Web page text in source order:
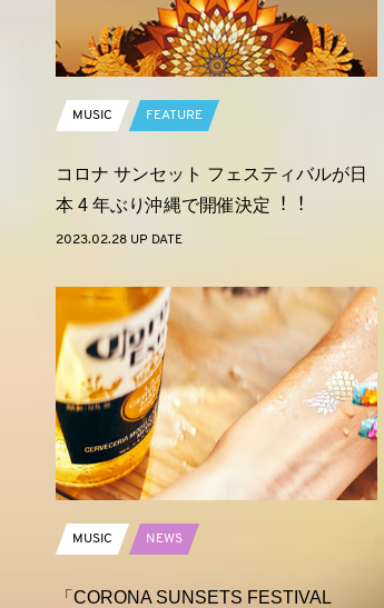
MUSIC FEATURE
コロナ サンセット フェスティバルが⽇
本 4 年ぶり沖縄で開催決定︕︕
2023.02.28 UP DATE
MUSIC NEWS
「CORONA SUNSETS FESTIVAL